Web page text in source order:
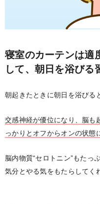
寝室のカーテンは適
して、朝日を浴びる
朝起きたときに朝日を浴びる
交感神経が優位になり、脳も
っかりとオフからオンの状態
脳内物質“セロトニン”もたっ
気分とやる気をもたらしてく